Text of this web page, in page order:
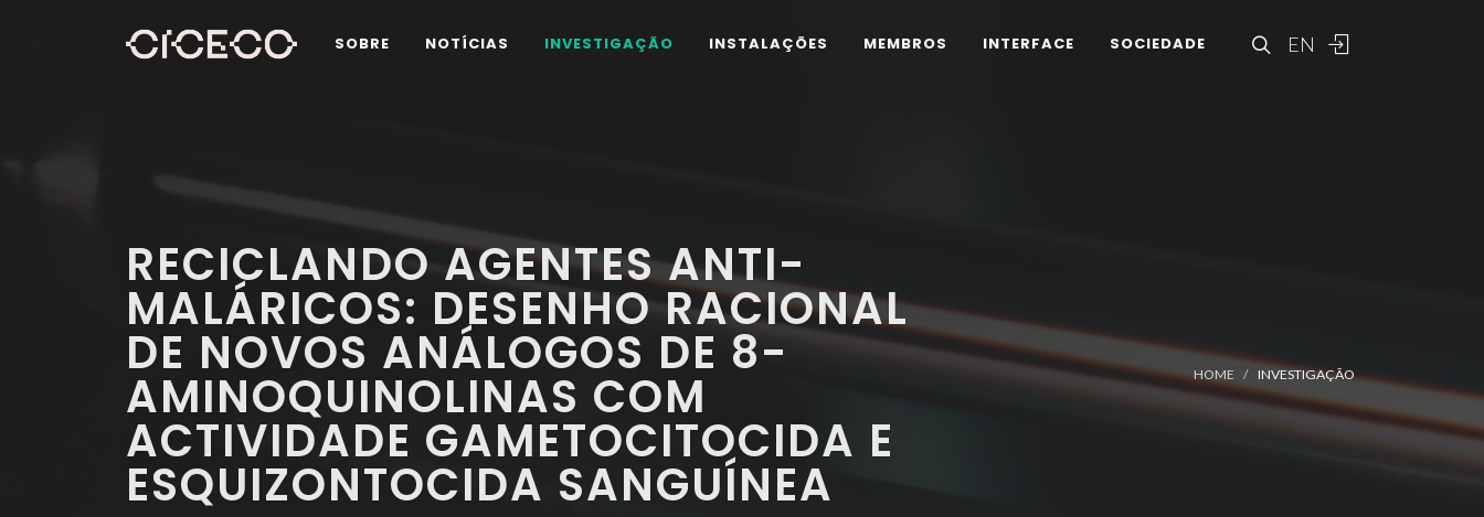
EN
SOBRE NOTÍCIAS INVESTIGAÇÃO INSTALAÇÕES MEMBROS INTERFACE SOCIEDADE
RECICLANDO AGENTES ANTI-
MALÁRICOS: DESENHO RACIONAL
DE NOVOS ANÁLOGOS DE 8-
AMINOQUINOLINAS COM
ACTIVIDADE GAMETOCITOCIDA E
ESQUIZONTOCIDA SANGUÍNEA
HOME INVESTIGAÇÃO